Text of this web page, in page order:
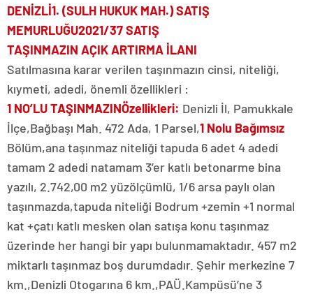
DENİZLİ1. (SULH HUKUK MAH.) SATIŞ
MEMURLUĞU2021/37 SATIŞ
TAŞINMAZIN AÇIK ARTIRMA İLANI
Satılmasına karar verilen taşınmazın cinsi, niteliği,
kıymeti, adedi, önemli özellikleri :
1 NO’LU TAŞINMAZINÖzellikleri: Denizli İl, Pamukkale
İlçe,Bağbaşı Mah. 472 Ada, 1 Parsel,1 Nolu Bağımsız
Bölüm,ana taşınmaz niteliği tapuda 6 adet 4 adedi
tamam 2 adedi natamam 3’er katlı betonarme bina
yazılı, 2.742,00 m2 yüzölçümlü, 1/6 arsa paylı olan
taşınmazda,tapuda niteliği Bodrum +zemin +1 normal
kat +çatı katlı mesken olan satışa konu taşınmaz
üzerinde her hangi bir yapı bulunmamaktadır. 457 m2
miktarlı taşınmaz boş durumdadır. Şehir merkezine 7
km.,Denizli Otogarına 6 km.,PAÜ.Kampüsü’ne 3